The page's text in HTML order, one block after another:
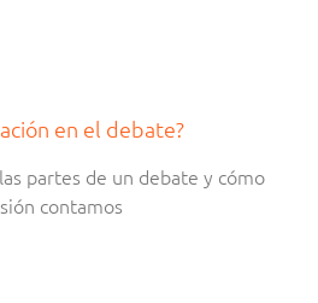
en el debate?
partes de un debate y cómo
contamos